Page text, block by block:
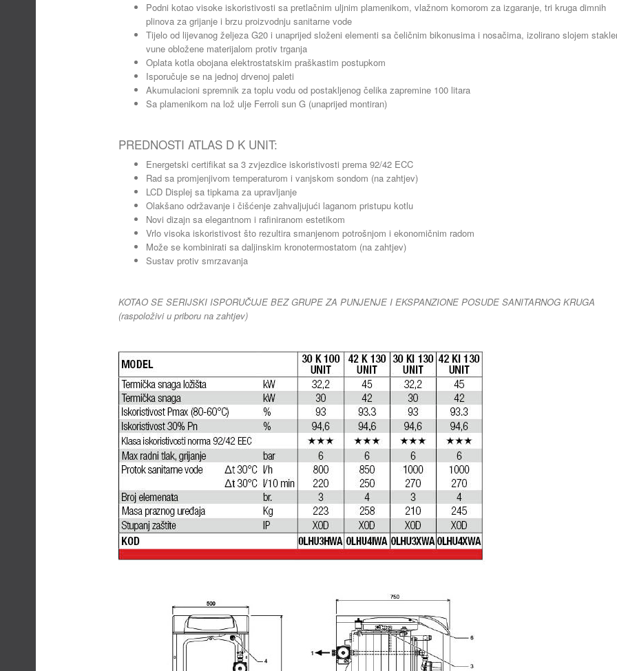
Podni kotao visoke iskoristivosti sa pretlačnim uljnim plamenikom, vlažnom komorom za izgaranje, tri kruga dimnih
plinova za grijanje i brzu proizvodnju sanitarne vode
Tijelo od lijevanog željeza G20 i unaprijed složeni elementi sa čeličnim bikonusima i nosačima, izolirano slojem
vune obložene materijalom protiv trganja
Oplata kotla obojana elektrostatskim praškastim postupkom
Isporučuje se na jednoj drvenoj paleti
Akumulacioni spremnik za toplu vodu od postakljenog čelika zapremine 100 litara
Sa plamenikom na lož ulje Ferroli sun G (unaprijed montiran)
PREDNOSTI ATLAS D K UNIT:
Energetski certifikat sa 3 zvjezdice iskoristivosti prema 92/42 ECC
Rad sa promjenjivom temperaturom i vanjskom sondom (na zahtjev)
LCD Displej sa tipkama za upravljanje
Olakšano održavanje i čišćenje zahvaljujući laganom pristupu kotlu
Novi dizajn sa elegantnom i rafiniranom estetikom
Vrlo visoka iskoristivost što rezultira smanjenom potrošnjom i ekonomičnim radom
Može se kombinirati sa daljinskim kronotermostatom (na zahtjev)
Sustav protiv smrzavanja
KOTAO SE SERIJSKI ISPORUČUJE BEZ GRUPE ZA PUNJENJE I EKSPANZIONE POSUDE SANITARNOG KRUGA
(raspoloživi u priboru na zahtjev)